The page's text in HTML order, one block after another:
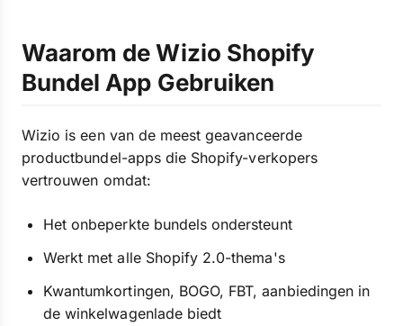
Waarom de Wizio Shopify
Bundel App Gebruiken
Wizio is een van de meest geavanceerde
productbundel-apps die Shopify-verkopers
vertrouwen omdat:
Het onbeperkte bundels ondersteunt
Werkt met alle Shopify 2.0-thema's
Kwantumkortingen, BOGO, FBT, aanbiedingen in
de winkelwagenlade biedt